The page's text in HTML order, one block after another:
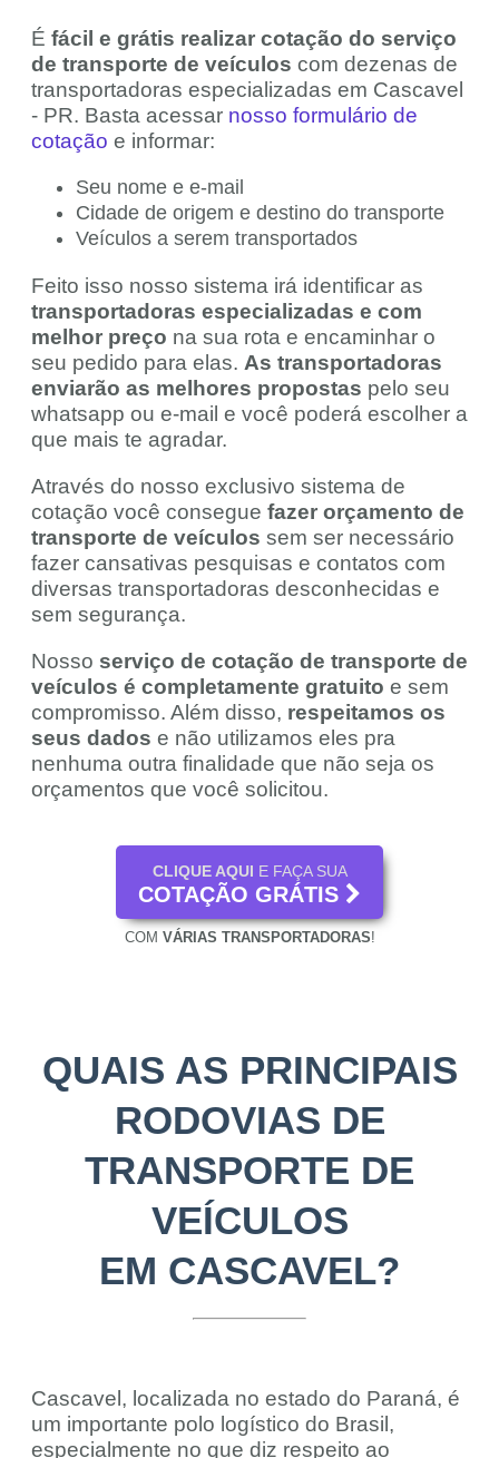
É fácil e grátis realizar cotação do serviço
de transporte de veículos com dezenas de
transportadoras especializadas em Cascavel
- PR. Basta acessar nosso formulário de
cotação e informar:
Seu nome e e-mail
Cidade de origem e destino do transporte
Veículos a serem transportados
Feito isso nosso sistema irá identificar as
transportadoras especializadas e com
melhor preço na sua rota e encaminhar o
seu pedido para elas. As transportadoras
enviarão as melhores propostas pelo seu
whatsapp ou e-mail e você poderá escolher a
que mais te agradar.
Através do nosso exclusivo sistema de
cotação você consegue fazer orçamento de
transporte de veículos sem ser necessário
fazer cansativas pesquisas e contatos com
diversas transportadoras desconhecidas e
sem segurança.
Nosso serviço de cotação de transporte de
veículos é completamente gratuito e sem
compromisso. Além disso, respeitamos os
seus dados e não utilizamos eles pra
nenhuma outra finalidade que não seja os
orçamentos que você solicitou.
CLIQUE AQUI E FAÇA SUA
COTAÇÃO GRÁTIS
COM VÁRIAS TRANSPORTADORAS!
QUAIS AS PRINCIPAIS
RODOVIAS DE
TRANSPORTE DE
VEÍCULOS
EM CASCAVEL?
Cascavel, localizada no estado do Paraná, é
um importante polo logístico do Brasil,
especialmente no que diz respeito ao